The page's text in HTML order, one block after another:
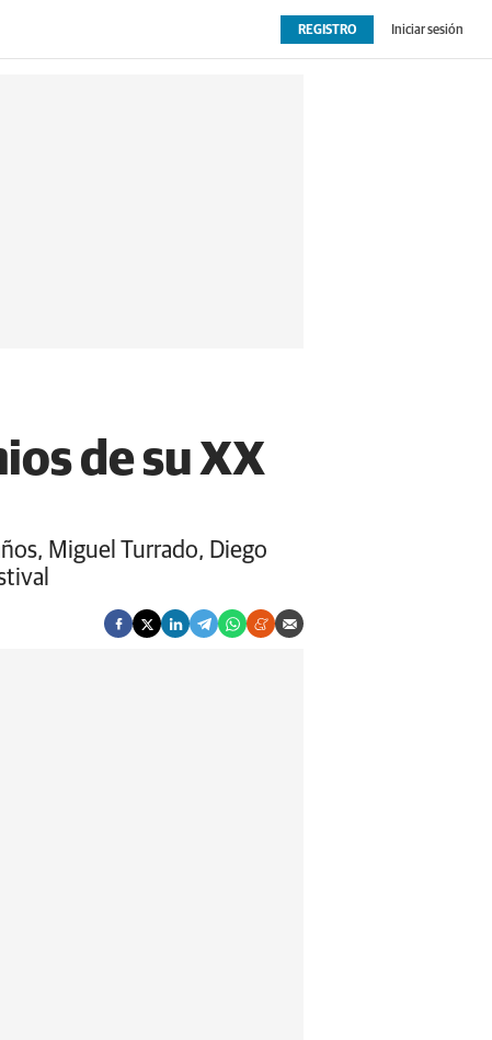
OPINIÓN EXTRAS
REGISTRO Iniciar sesión
de su XX
Miguel Turrado, Diego